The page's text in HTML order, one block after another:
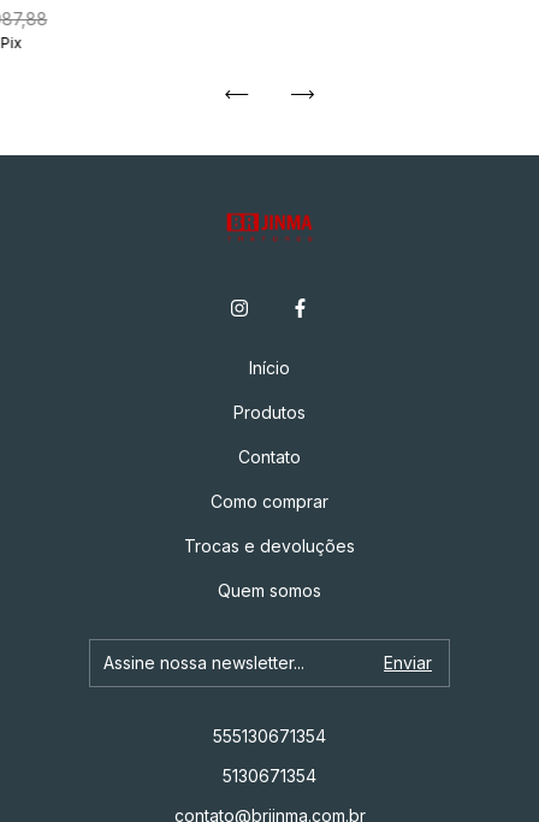
Pix
Início
Produtos
Contato
Como comprar
Trocas e devoluções
Quem somos
555130671354
5130671354
contato@brjinma.com.br